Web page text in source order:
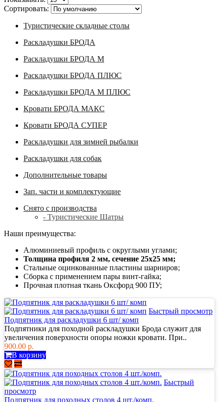
Сортировать:
Туристические складные столы
Раскладушки БРОДА
Раскладушки БРОДА М
Раскладушки БРОДА ПЛЮС
Раскладушки БРОДА М ПЛЮС
Кровати БРОДА МАКС
Кровати БРОДА СУПЕР
Раскладушки для зимней рыбалки
Раскладушки для собак
Дополнительные товары
Зап. части и комплектующие
Снято с производства
- Туристические Шатры
Наши преимущества:
Алюминиевый профиль с округлыми углами;
Толщина профиля 2 мм, сечение 25х25 мм;
Стальные оцинкованные пластины шарниров;
Сборка с применением пары винт-гайка;
Прочная плотная ткань Оксфорд 900 ПУ;
Быстрый просмотр
Подпятник для раскладушки 6 шт/ комп
Подпятники для походной раскладушки Брода служит для
увеличения поверхности опоры ножки кровати. При..
900.00 р.
В корзину
Быстрый
просмотр
Подпятник для походных столов 4 шт./комп.